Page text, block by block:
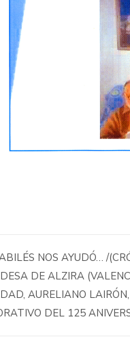
NOS AYUDÓ… /
DE ALZIRA
AURELIANO
DEL 125